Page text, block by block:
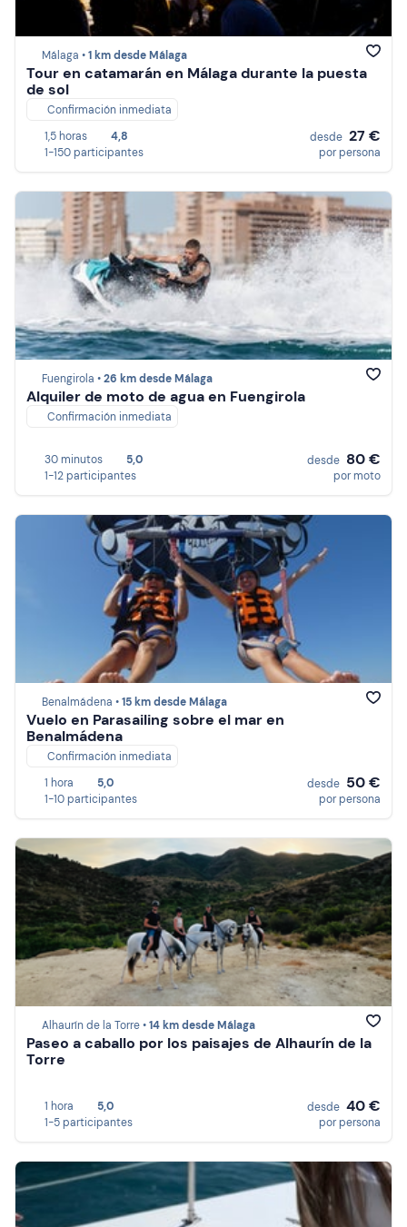
Málaga •1 km desde Málaga
Tour en catamarán en Málaga durante la puesta
de sol
Confirmación inmediata
1,5 horas
4,8
1-150 participantes
desde 27 €
por persona
Fuengirola •26 km desde Málaga
Alquiler de moto de agua en Fuengirola
Confirmación inmediata
30 minutos
5,0
1-12 participantes
desde 80 €
por moto
Benalmádena •15 km desde Málaga
Vuelo en Parasailing sobre el mar en
Benalmádena
Confirmación inmediata
1 hora
5,0
1-10 participantes
desde 50 €
por persona
Alhaurín de la Torre •14 km desde Málaga
Paseo a caballo por los paisajes de Alhaurín de la
Torre
1 hora
5,0
1-5 participantes
desde 40 €
por persona